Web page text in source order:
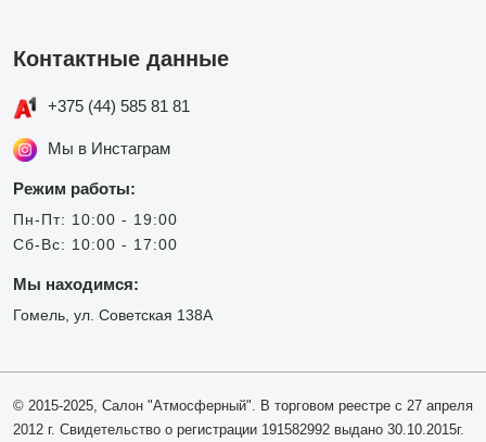
Контактные данные
+375 (44) 585 81 81
Мы в Инстаграм
Режим работы:
Пн-Пт: 10:00 - 19:00
Сб-Вс: 10:00 - 17:00
Мы находимся:
Гомель, ул. Советская 138А
© 2015-2025, Салон "Атмосферный". В торговом реестре с 27 апреля
2012 г. Свидетельство о регистрации 191582992 выдано 30.10.2015г.